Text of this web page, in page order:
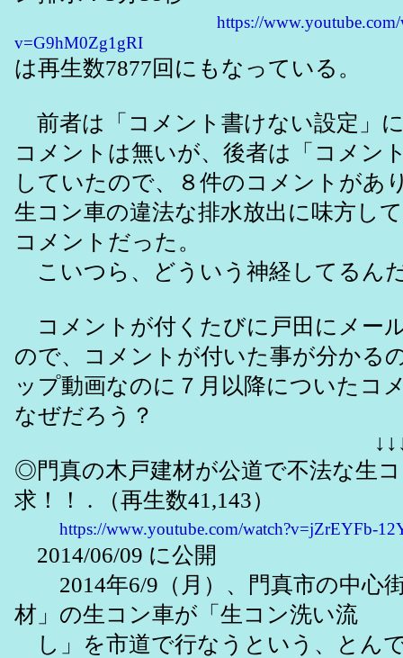
https://www.youtube.com/
v=G9hM0Zg1gRI
は再生数7877回にもなっている。
前者は「コメント書けない設定」
コメントは無いが、後者は「コメン
していたので、８件のコメントがあ
生コン車の違法な排水放出に味方し
コメントだった。
こいつら、どういう神経してるん
コメントが付くたびに戸田にメー
ので、コメントが付いた事が分かる
ップ動画なのに７月以降についたコ
なぜだろう？
◎門真の木戸建材が公道で不法な生
求！！ . （再生数41,143）
https://www.youtube.com/watch?v=jZrEYFb-
2014/06/09 に公開
2014年6/9（月）、門真市の中心
材」の生コン車が「生コン洗い流
し」を市道で行なうという、とん